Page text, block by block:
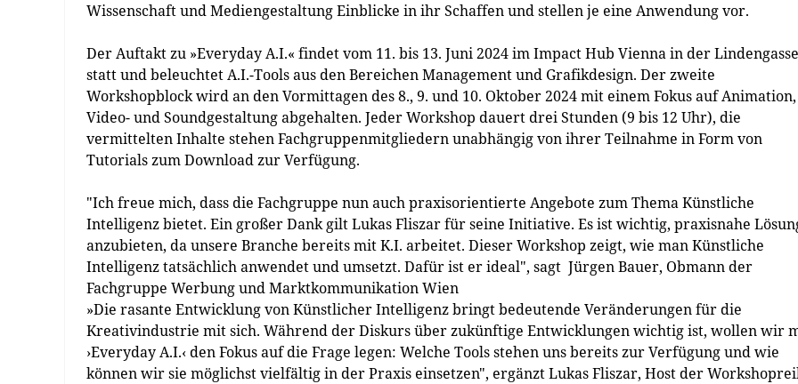
Wissenschaft und Mediengestaltung Einblicke in ihr Schaffen und stellen je eine Anwendung vor.
Der Auftakt zu »Everyday A.I.« findet vom 11. bis 13. Juni 2024 im Impact Hub Vienna in der Lindengasse
statt und beleuchtet A.I.-Tools aus den Bereichen Management und Grafikdesign. Der zweite
Workshopblock wird an den Vormittagen des 8., 9. und 10. Oktober 2024 mit einem Fokus auf Animation,
Video- und Soundgestaltung abgehalten. Jeder Workshop dauert drei Stunden (9 bis 12 Uhr), die
vermittelten Inhalte stehen Fachgruppenmitgliedern unabhängig von ihrer Teilnahme in Form von
Tutorials zum Download zur Verfügung.
"Ich freue mich, dass die Fachgruppe nun auch praxisorientierte Angebote zum Thema Künstliche
Intelligenz bietet. Ein großer Dank gilt Lukas Fliszar für seine Initiative. Es ist wichtig, praxisnahe
anzubieten, da unsere Branche bereits mit K.I. arbeitet. Dieser Workshop zeigt, wie man Künstliche
Intelligenz tatsächlich anwendet und umsetzt. Dafür ist er ideal", sagt Jürgen Bauer, Obmann der
Fachgruppe Werbung und Marktkommunikation Wien
»Die rasante Entwicklung von Künstlicher Intelligenz bringt bedeutende Veränderungen für die
Kreativindustrie mit sich. Während der Diskurs über zukünftige Entwicklungen wichtig ist, wollen wir
›Everyday A.I.‹ den Fokus auf die Frage legen: Welche Tools stehen uns bereits zur Verfügung und wie
können wir sie möglichst vielfältig in der Praxis einsetzen", ergänzt Lukas Fliszar, Host der